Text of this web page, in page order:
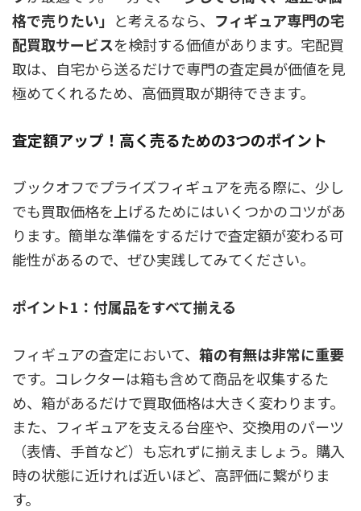
格で売りたい」 と考えるなら、 フィギュア専門の宅
配買取サービスを検討する価値があります。宅配買
取は、自宅から送るだけで専門の査定員が価値を見
極めてくれるため、高価買取が期待できます。
査定額アップ！高く売るための3つのポイント
ブックオフでプライズフィギュアを売る際に、少し
でも買取価格を上げるためにはいくつかのコツがあ
ります。簡単な準備をするだけで査定額が変わる可
能性があるので、ぜひ実践してみてください。
ポイント1：付属品をすべて揃える
フィギュアの査定において、 箱の有無は非常に重要
です。コレクターは箱も含めて商品を収集するた
め、箱があるだけで買取価格は大きく変わります。
また、フィギュアを支える台座や、交換用のパーツ
（表情、手首など）も忘れずに揃えましょう。 購入
時の状態に近ければ近いほど、高評価に繋がりま
す。